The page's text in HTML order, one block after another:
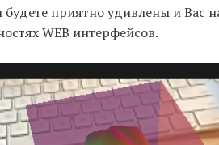
будете приятно удивлены и Вас
WEB интерфейсов.